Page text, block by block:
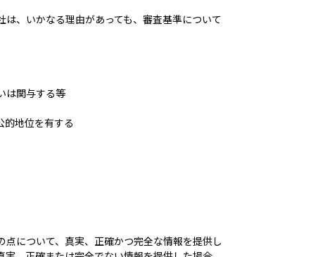
、いかなる理由があっても、審査基準について
るいは関与する等
的地位を有する
について、真実、正確かつ完全な情報を提供し